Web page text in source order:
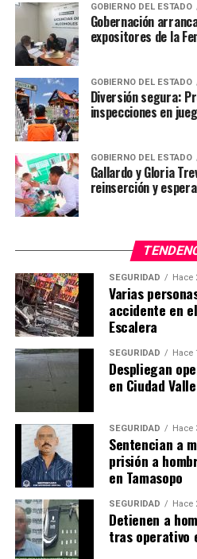
GOBIERNO DEL ESTADO
Gobernación
expositores de la
GOBIERNO DEL ESTADO
Diversión segura:
inspecciones en
GOBIERNO DEL ESTADO
Gallardo y Gloria
reinserción y
SEGURIDAD Hace
Varias
accidente en
Escalera
SEGURIDAD Hace
Despliegan
en Ciudad
SEGURIDAD Hace
Sentencian a
prisión a
en Tamasopo
SEGURIDAD Hace
Detienen a
tras operativo